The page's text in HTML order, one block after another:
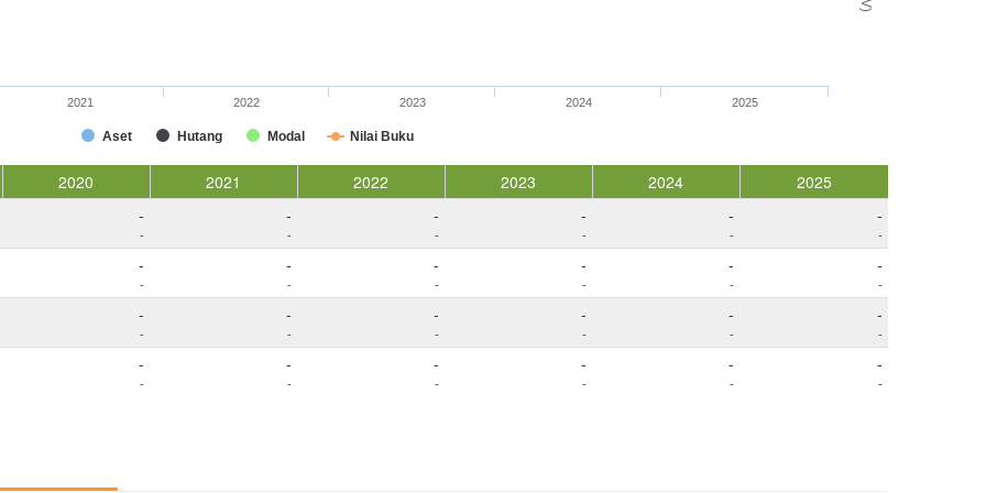
Aset Hutang Modal Nilai Buku
2021 2022 2023 2024 2025
2020 2021 2022 2023 2024
2025
-
-
-
-
-
-
-
-
-
-
-
-
-
-
-
-
-
-
-
-
-
-
-
-
-
-
-
-
-
-
-
-
-
-
-
-
-
-
-
-
-
-
-
-
-
-
-
-